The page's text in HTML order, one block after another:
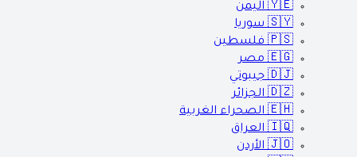
🇾🇪 اليمن
🇸🇾 سوريا
🇵🇸 فلسطين
🇪🇬 مصر
🇩🇯 جيبوتي
🇩🇿 الجزائر
🇪🇭 الصحراء الغربية
🇮🇶 العراق
🇯🇴 الأردن